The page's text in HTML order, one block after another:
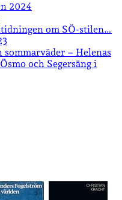
2024
om SÖ-stilen…
– Helenas
och Segersäng i